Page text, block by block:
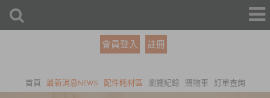
會員登入 註冊
首頁 最新消息NEWS 配件耗材區 瀏覽紀錄 購物車 訂單查詢